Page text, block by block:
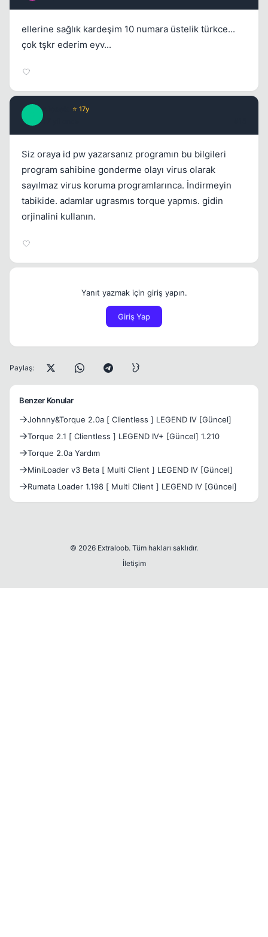
ellerine sağlık kardeşim 10 numara üstelik türkce...
çok tşkr ederim eyv...
⭐ 17y
Siz oraya id pw yazarsanız programın bu bilgileri
program sahibine gonderme olayı virus olarak
sayılmaz virus koruma programlarınca. İndirmeyin
tabikide. adamlar ugrasmıs torque yapmıs. gidin
orjinalini kullanın.
Yanıt yazmak için giriş yapın.
Giriş Yap
Paylaş:
Benzer Konular
Johnny&Torque 2.0a [ Clientless ] LEGEND IV [Güncel]
Torque 2.1 [ Clientless ] LEGEND IV+ [Güncel] 1.210
Torque 2.0a Yardım
MiniLoader v3 Beta [ Multi Client ] LEGEND IV [Güncel]
Rumata Loader 1.198 [ Multi Client ] LEGEND IV [Güncel]
© 2026 Extraloob. Tüm hakları saklıdır.
İletişim